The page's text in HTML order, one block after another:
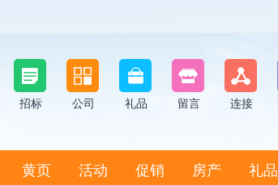
招标 公司 礼品 留言 连接
黄页 活动 促销 房产 礼品